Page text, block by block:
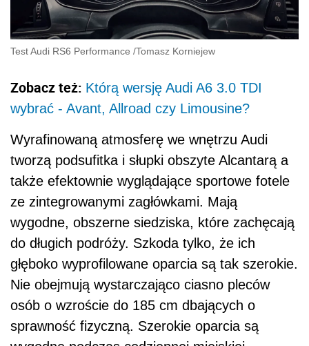
Test Audi RS6 Performance /Tomasz Korniejew
Zobacz też: Którą wersję Audi A6 3.0 TDI
wybrać - Avant, Allroad czy Limousine?
Wyrafinowaną atmosferę we wnętrzu Audi
tworzą podsufitka i słupki obszyte Alcantarą a
także efektownie wyglądające sportowe fotele
ze zintegrowanymi zagłówkami. Mają
wygodne, obszerne siedziska, które zachęcają
do długich podróży. Szkoda tylko, że ich
głęboko wyprofilowane oparcia są tak szerokie.
Nie obejmują wystarczająco ciasno pleców
osób o wzroście do 185 cm dbających o
sprawność fizyczną. Szerokie oparcia są